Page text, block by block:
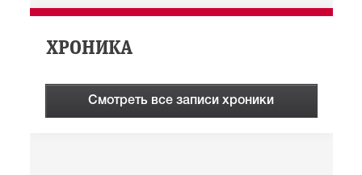
ХРОНИКА
Смотреть все записи хроники